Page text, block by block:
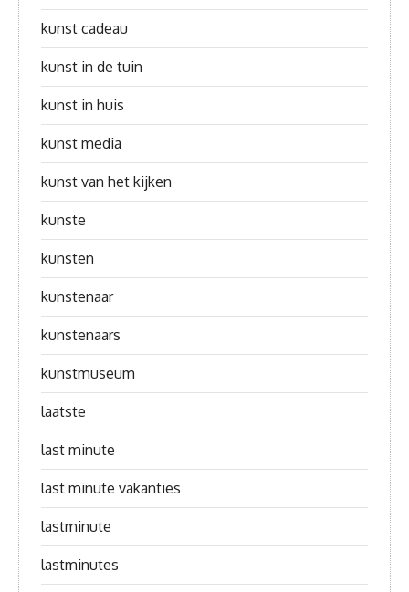
kunst cadeau
kunst in de tuin
kunst in huis
kunst media
kunst van het kijken
kunste
kunsten
kunstenaar
kunstenaars
kunstmuseum
laatste
last minute
last minute vakanties
lastminute
lastminutes